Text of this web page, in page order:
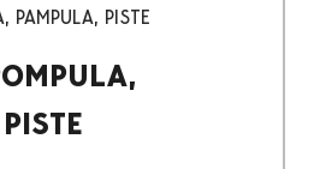
PAMPULA, PISTE